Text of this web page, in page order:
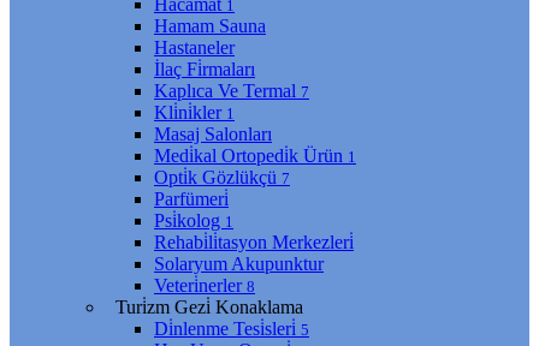
1
Hamam Sauna
Hastaneler
İlaç Fi̇rmaları
Kaplıca Ve Termal 7
Kli̇ni̇kler 1
Masaj Salonları
Medi̇kal Ortopedi̇k Ürün 1
Opti̇k Gözlükçü 7
Parfümeri̇
Psi̇kolog 1
Rehabi̇li̇tasyon Merkezleri̇
Solaryum Akupunktur
Veteri̇nerler 8
Turi̇zm Gezi̇ Konaklama
Di̇nlenme Tesi̇sleri̇ 5